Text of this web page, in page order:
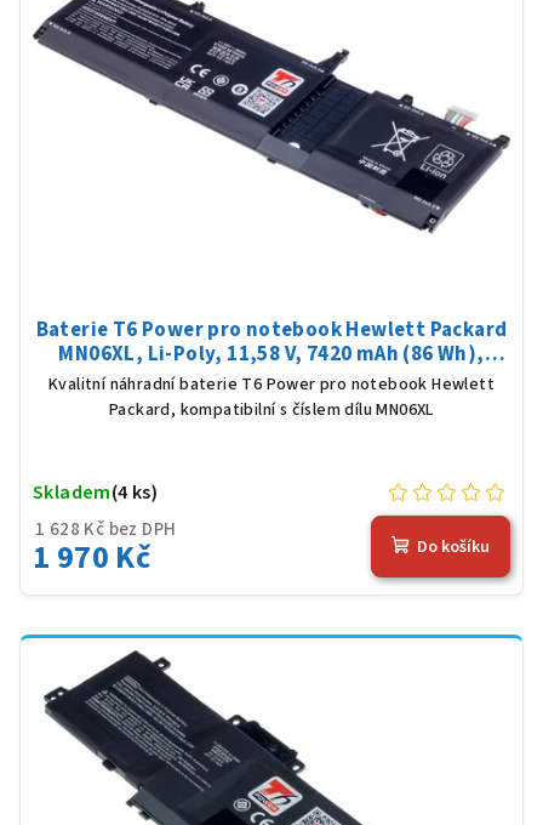
Baterie T6 Power pro notebook Hewlett Packard
MN06XL, Li-Poly, 11,58 V, 7420 mAh (86 Wh),
černá
Kvalitní náhradní baterie T6 Power pro notebook Hewlett
Packard, kompatibilní s číslem dílu MN06XL
1 628 Kč bez DPH
1 970 Kč
Skladem(4 ks)
Do košíku